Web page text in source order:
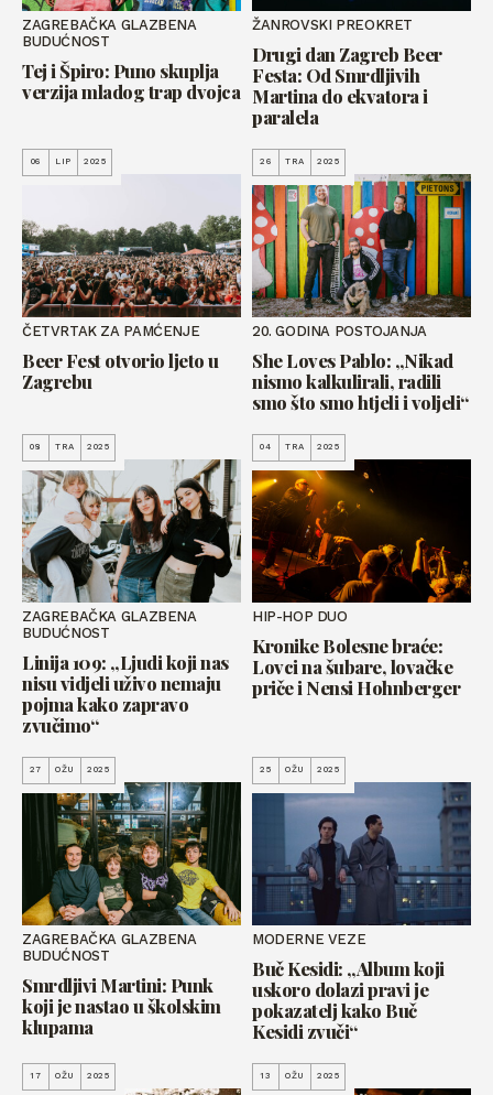
ZAGREBAČKA GLAZBENA
BUDUĆNOST
Tej i Špiro: Puno skuplja
verzija mladog trap dvojca
ŽANROVSKI PREOKRET
Drugi dan Zagreb Beer
Festa: Od Smrdljivih
Martina do ekvatora i
paralela
06 LIP 2025
ČETVRTAK ZA PAMĆENJE
Beer Fest otvorio ljeto u
Zagrebu
26 TRA 2025
20. GODINA POSTOJANJA
She Loves Pablo: „Nikad
nismo kalkulirali, radili
smo što smo htjeli i voljeli“
08 TRA 2025
ZAGREBAČKA GLAZBENA
BUDUĆNOST
Linija 109: „Ljudi koji nas
nisu vidjeli uživo nemaju
pojma kako zapravo
zvučimo“
04 TRA 2025
HIP-HOP DUO
Kronike Bolesne braće:
Lovci na šubare, lovačke
priče i Nensi Hohnberger
27 OŽU 2025
ZAGREBAČKA GLAZBENA
BUDUĆNOST
Smrdljivi Martini: Punk
koji je nastao u školskim
klupama
25 OŽU 2025
MODERNE VEZE
Buč Kesidi: „Album koji
uskoro dolazi pravi je
pokazatelj kako Buč
Kesidi zvuči“
17 OŽU 2025 13 OŽU 2025